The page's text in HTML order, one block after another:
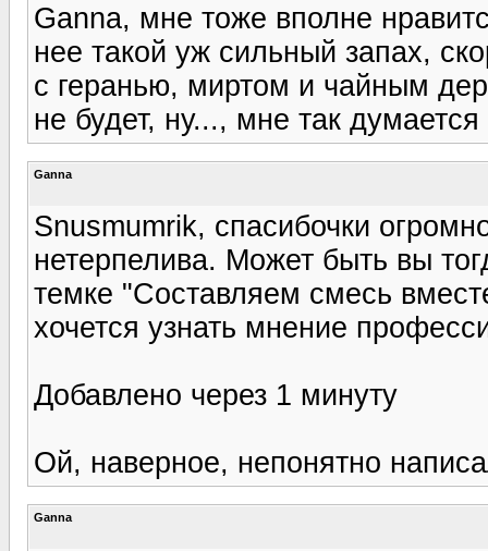
Ganna, мне тоже вполне
нее такой уж сильный запах,
с геранью, миртом и чайным
не будет, ну..., мне так
Ganna
Snusmumrik, спасибочки
нетерпелива. Может быть вы
темке "Составляем смесь
хочется узнать мнение
Добавлено через 1 минуту
Ой, наверное, непонятно
Ganna